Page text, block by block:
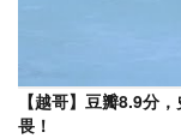
【越哥】豆瓣8.9分
畏！